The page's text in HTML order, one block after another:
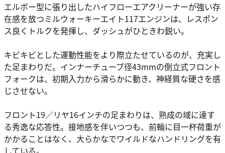
エルボー型に張り出したハイフローエアクリーナーが強い存
在感を放つミルウォーキーエイト117エンジンは、レスポン
ス良くトルクを発揮し、ダッシュがひときわ鋭い。
キビキビとした運動性能をより際立たせているのが、充実し
た足まわりだ。インナーチューブ径43mmの倒立式フロント
フォークは、初期入力から滑らかに動き、神経質な硬さを感
じさせない。
フロント19／リヤ16インチの足まわりは、熟成の域に達す
る秀逸な応答性。接地感を伴いつつも、前輪に目一杯荷重が
かかることはなく、大らかなでワイルドなハンドリングを有